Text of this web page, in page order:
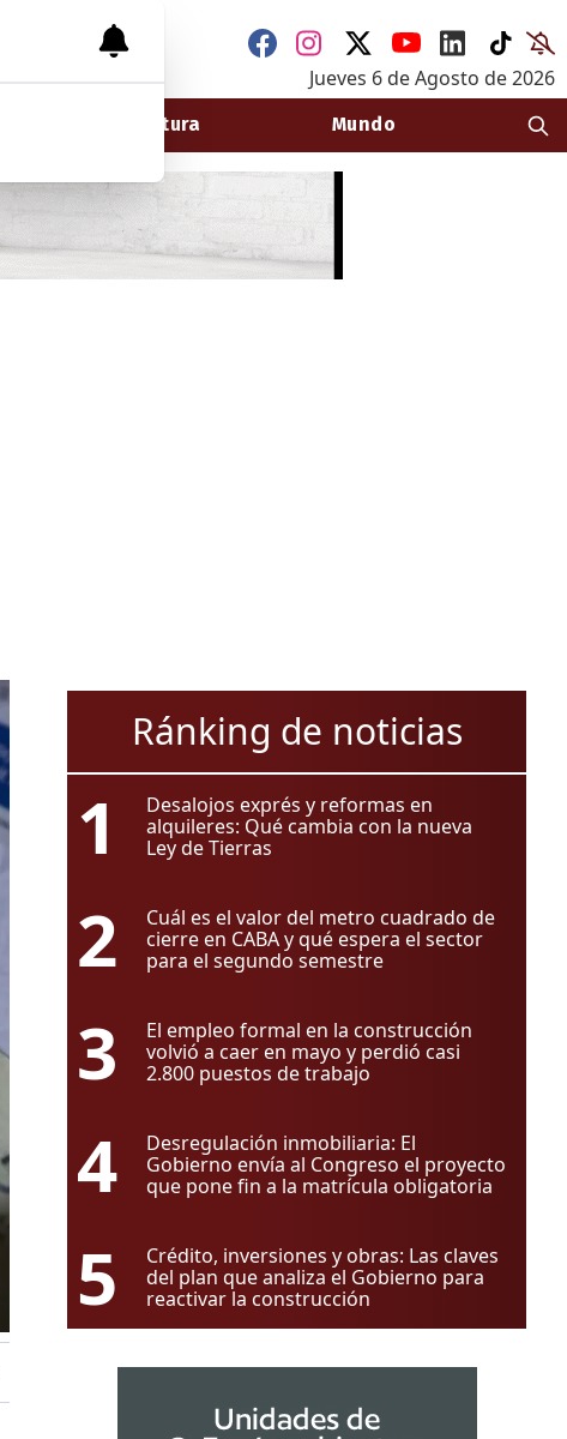
Jueves 6 deAgosto de 2026
Arquitectura Mundo
Ránking de noticias
1
Desalojos exprés y reformas en
alquileres: Qué cambia con la nueva
Ley de Tierras
2
Cuál es el valor del metro cuadrado de
cierre en CABA y qué espera el sector
para el segundo semestre
3
El empleo formal en la construcción
volvió a caer en mayo y perdió casi
2.800 puestos de trabajo
4
Desregulación inmobiliaria: El
Gobierno envía al Congreso el proyecto
que pone fin a la matrícula obligatoria
5
Crédito, inversiones y obras: Las claves
del plan que analiza el Gobierno para
reactivar la construcción